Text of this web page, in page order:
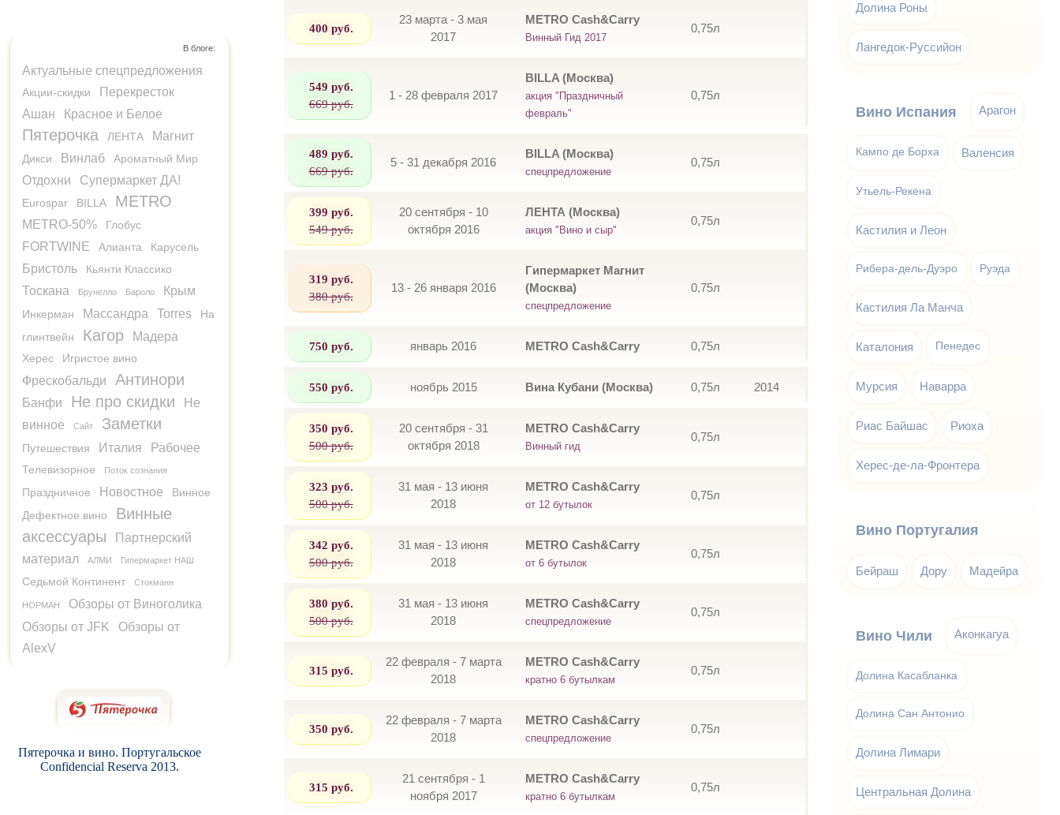
400 руб.
23 марта - 3 мая
2017
METRO Cash&Carry
Винный Гид 2017
0,75л
549 руб.
669 руб.
1 - 28 февраля 2017
BILLA (Москва)
акция "Праздничный
февраль"
0,75л
489 руб.
669 руб.
5 - 31 декабря 2016
BILLA (Москва)
спецпредложение
0,75л
399 руб.
549 руб.
20 сентября - 10
октября 2016
ЛЕНТА (Москва)
акция "Вино и сыр"
0,75л
319 руб.
380 руб.
13 - 26 января 2016
Гипермаркет Магнит
(Москва)
спецпредложение
0,75л
750 руб. январь 2016 METRO Cash&Carry 0,75л
550 руб. ноябрь 2015 Вина Кубани (Москва) 0,75л 2014
350 руб.
500 руб.
20 сентября - 31
октября 2018
METRO Cash&Carry
Винный гид
0,75л
323 руб.
500 руб.
31 мая - 13 июня
2018
METRO Cash&Carry
от 12 бутылок
0,75л
342 руб.
500 руб.
31 мая - 13 июня
2018
METRO Cash&Carry
от 6 бутылок
0,75л
380 руб.
500 руб.
31 мая - 13 июня
2018
METRO Cash&Carry
спецпредложение
0,75л
315 руб.
22 февраля - 7 марта
2018
METRO Cash&Carry
кратно 6 бутылкам
0,75л
350 руб.
22 февраля - 7 марта
2018
METRO Cash&Carry
спецпредложение
0,75л
315 руб.
21 сентября - 1
ноября 2017
METRO Cash&Carry
кратно 6 бутылкам
0,75л
В блоге:
Актуальные спецпредложения
Акции-скидки
Перекресток
Ашан
Красное и Белое
Пятерочка ЛЕНТА Магнит
Дикси Винлаб Ароматный Мир
Отдохни Супермаркет ДА!
Eurospar BILLA METRO
METRO-50% Глобус
FORTWINE Алианта Карусель
Бристоль Кьянти Классико
Тоскана Брунелло Бароло Крым
Инкерман Массандра Torres
На
глинтвейн
Кагор Мадера
Херес Игристое вино
Фрескобальди Антинори
Банфи Не про скидки
Не
винное
Сайт Заметки
Путешествия Италия Рабочее
Телевизорное Поток сознания
Праздничное Новостное
Винное
Дефектное вино
Винные
аксессуары
Партнерский
материал
АЛМИ Гипермаркет НАШ
Седьмой Континент Стокманн
НОРМАН
Обзоры от Виноголика
Обзоры от JFK
Обзоры от
AlexV
Пятерочка и вино. Португальское
Confidencial Reserva 2013.
Долина Роны
Лангедок-Руссийон
Вино Испания Арагон
Кампо де Борха Валенсия
Утьель-Рекена
Кастилия и Леон
Рибера-дель-Дуэро Руэда
Кастилия Ла Манча
Каталония Пенедес
Мурсия Наварра
Риас Байшас Риоха
Херес-де-ла-Фронтера
Вино Португалия
Бейраш Дору Мадейра
Вино Чили Аконкагуа
Долина Касабланка
Долина Сан Антонио
Долина Лимари
Центральная Долина